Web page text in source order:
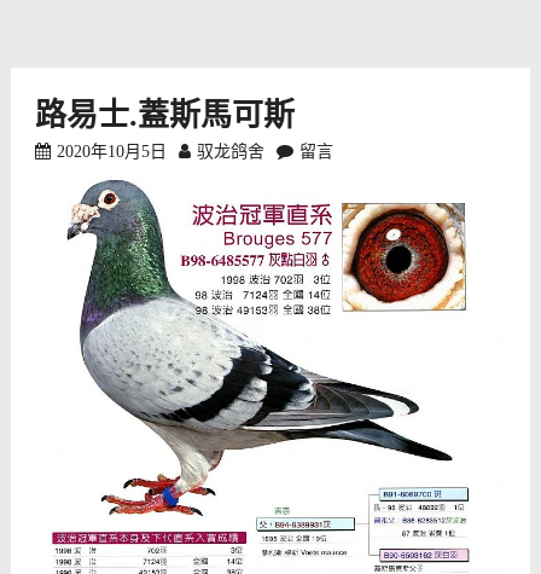
路易士.蓋斯馬可斯
2020年10月5日 驭龙鸽舍 留言